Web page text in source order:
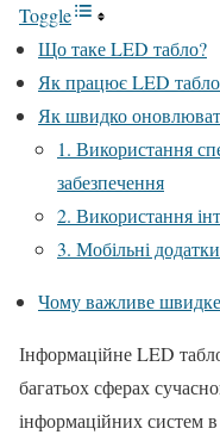
Toggle
Що таке LED табло?
Як працює LED
Як швидко
1. Використання
забезпечення
2. Використання
3. Мобільні
Чому важливе швидке
Інформаційне LED
багатьох сферах
інформаційних систем